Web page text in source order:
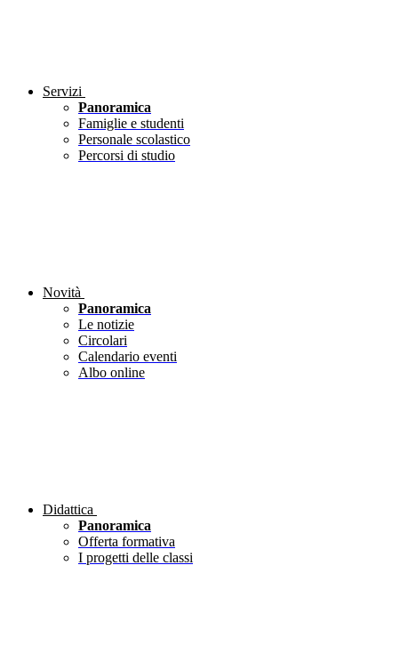
Servizi
Panoramica
Famiglie e studenti
Personale scolastico
Percorsi di studio
Novità
Panoramica
Le notizie
Circolari
Calendario eventi
Albo online
Didattica
Panoramica
Offerta formativa
I progetti delle classi